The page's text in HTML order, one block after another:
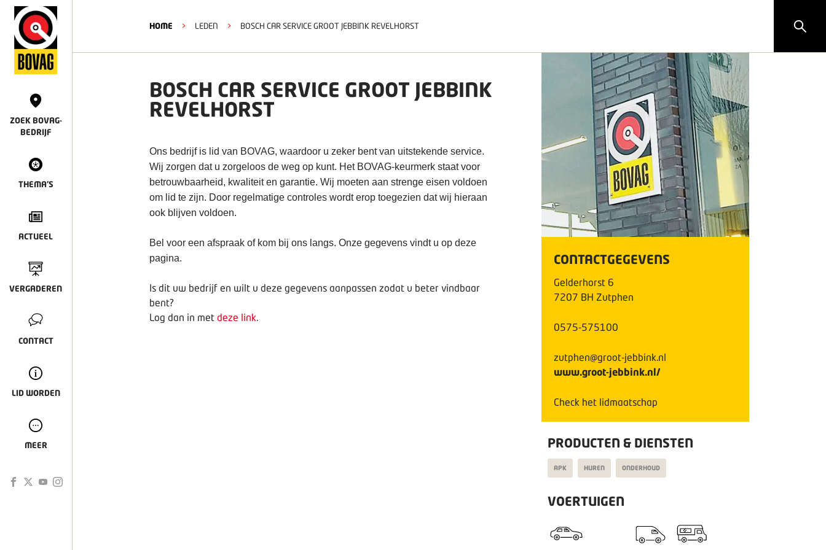
ZOEK BOVAG-
BEDRIJF
THEMA'S
ACTUEEL
VERGADEREN
CONTACT
LID WORDEN
MEER
HOME > LEDEN > BOSCH CAR SERVICE GROOT JEBBINK REVELHORST
BOSCH CAR SERVICE GROOT JEBBINK
REVELHORST
Ons bedrijf is lid van BOVAG, waardoor u zeker bent van uitstekende service.
Wij zorgen dat u zorgeloos de weg op kunt. Het BOVAG-keurmerk staat voor
betrouwbaarheid, kwaliteit en garantie. Wij moeten aan strenge eisen voldoen
om lid te zijn. Door regelmatige controles wordt erop toegezien dat wij hieraan
ook blijven voldoen.
Bel voor een afspraak of kom bij ons langs. Onze gegevens vindt u op deze
pagina.
Is dit uw bedrijf en wilt u deze gegevens aanpassen zodat u beter vindbaar
bent?
Log dan in met deze link.
CONTACTGEGEVENS
Gelderhorst 6
7207 BH Zutphen
0575-575100
zutphen@groot-jebbink.nl
www.groot-jebbink.nl/
Check het lidmaatschap
PRODUCTEN & DIENSTEN
APK HUREN ONDERHOUD
VOERTUIGEN